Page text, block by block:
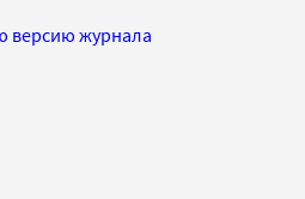
версию журнала